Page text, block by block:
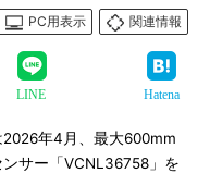
PC用表示
関連情報
LINE Hatena
年4月、最大600mm
サー「VCNL36758」を